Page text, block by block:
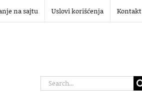
na sajtu Uslovi korišćenja Kontakt
Search